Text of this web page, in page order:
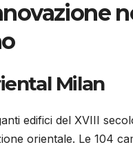
Milan
edifici del XVIII
orientale. Le 104